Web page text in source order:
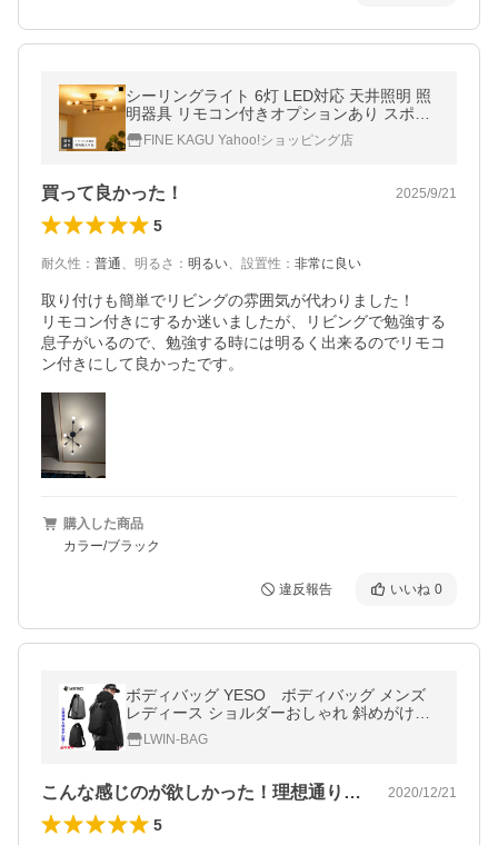
シーリングライト 6灯 LED対応 天井照明 照
明器具 リモコン付きオプションあり スポッ
トライト 調光調色 リモコン 6畳 8畳 10畳 お
しゃれ カフェ 北欧 Firlo-6
FINE KAGU Yahoo!ショッピング店
買って良かった！ 2025/9/21
5
耐久性 ： 普通、 明るさ ： 明るい、 設置性 ： 非常に良い
取り付けも簡単でリビングの雰囲気が代わりました！
リモコン付きにするか迷いましたが、リビングで勉強する
息子がいるので、勉強する時には明るく出来るのでリモコ
ン付きにして良かったです。
購入した商品
カラー/ブラック
違反報告 いいね 0
ボディバッグ YESO ボディバッグ メンズ
レディース ショルダーおしゃれ 斜めがけバ
ッグ 背面 ファスナー 通勤 通学 ボディバッ
グ Y18102A 新作
LWIN-BAG
こんな感じのが欲しかった！理想通りのバ… 2020/12/21
5